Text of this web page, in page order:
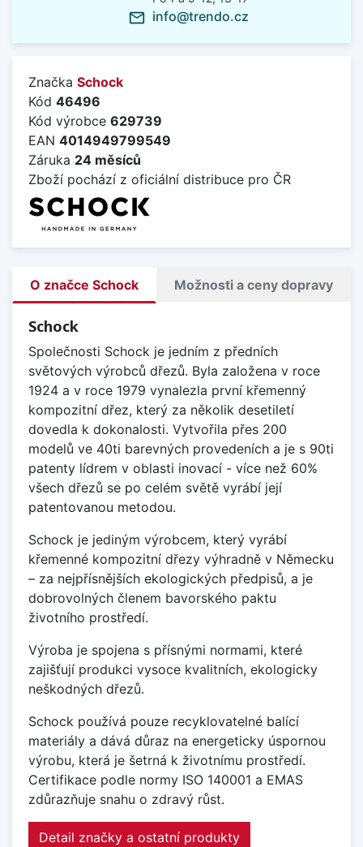
mail_outline info@trendo.cz
Značka Schock
Kód 46496
Kód výrobce 629739
EAN 4014949799549
Záruka 24 měsíců
Zboží pochází z oficiální distribuce pro ČR
O značce Schock Možnosti a ceny dopravy
Schock
Společnosti Schock je jedním z předních
světových výrobců dřezů. Byla založena v roce
1924 a v roce 1979 vynalezla první křemenný
kompozitní dřez, který za několik desetiletí
dovedla k dokonalosti. Vytvořila přes 200
modelů ve 40ti barevných provedeních a je s 90ti
patenty lídrem v oblasti inovací - více než 60%
všech dřezů se po celém světě vyrábí její
patentovanou metodou.
Schock je jediným výrobcem, který vyrábí
křemenné kompozitní dřezy výhradně v Německu
– za nejpřísnějších ekologických předpisů, a je
dobrovolných členem bavorského paktu
životního prostředí.
Výroba je spojena s přísnými normami, které
zajišťují produkci vysoce kvalitních, ekologicky
neškodných dřezů.
Schock používá pouze recyklovatelné balící
materiály a dává důraz na energeticky úspornou
výrobu, která je šetrná k životnímu prostředí.
Certifikace podle normy ISO 140001 a EMAS
zdůrazňuje snahu o zdravý růst.
Detail značky a ostatní produkty